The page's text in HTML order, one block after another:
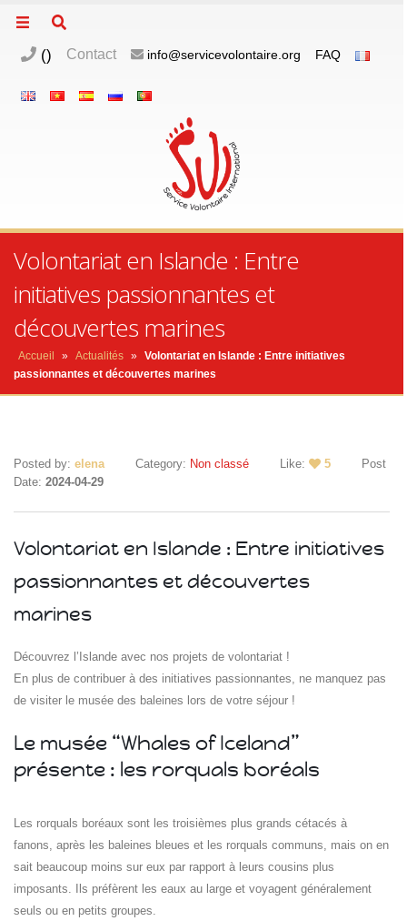
() Contact info@servicevolontaire.org FAQ
Volontariat en Islande : Entre
initiatives passionnantes et
découvertes marines
Accueil » Actualités » Volontariat en Islande : Entre initiatives
passionnantes et découvertes marines
Posted by: elena Category: Non classé Like: 5
Post
Date: 2024-04-29
Volontariat en Islande : Entre initiatives
passionnantes et découvertes
marines
Découvrez l’Islande avec nos projets de volontariat !
En plus de contribuer à des initiatives passionnantes, ne manquez pas
de visiter le musée des baleines lors de votre séjour !
Le musée “Whales of Iceland”
présente : les rorquals boréals
Les rorquals boréaux sont les troisièmes plus grands cétacés à
fanons, après les baleines bleues et les rorquals communs, mais on en
sait beaucoup moins sur eux par rapport à leurs cousins plus
imposants. Ils préfèrent les eaux au large et voyagent généralement
seuls ou en petits groupes.
Islande
Pérou
Espagne
Brésil
VietNam
Groupe
SVE